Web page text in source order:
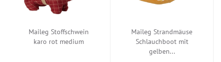
Maileg Stoffschwein
karo rot medium
Maileg Strandmäuse
Schlauchboot mit
gelben...